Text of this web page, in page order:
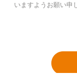
いますようお願い申